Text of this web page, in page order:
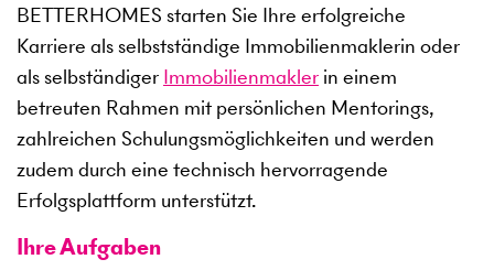
BETTERHOMES starten Sie Ihre erfolgreiche
Karriere als selbstständige Immobilienmaklerin oder
als selbständiger Immobilienmakler in einem
betreuten Rahmen mit persönlichen Mentorings,
zahlreichen Schulungsmöglichkeiten und werden
zudem durch eine technisch hervorragende
Erfolgsplattform unterstützt.
Ihre Aufgaben